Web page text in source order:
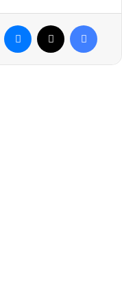
فيسبوك